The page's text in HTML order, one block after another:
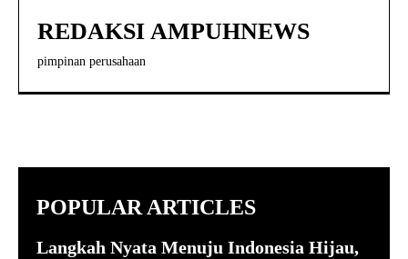
REDAKSI AMPUHNEWS
pimpinan perusahaan
POPULAR ARTICLES
Langkah Nyata Menuju Indonesia Hijau,